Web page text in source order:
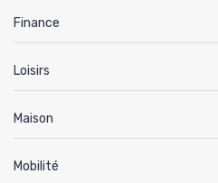
Finance
Loisirs
Maison
Mobilité